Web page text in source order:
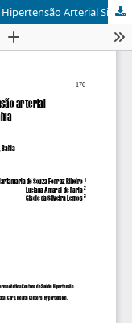
Atenção Farmacêutica em Pacientes com Hipertensão Arterial Sistêmica em uma Unidade de Saúde de Jequié-BA